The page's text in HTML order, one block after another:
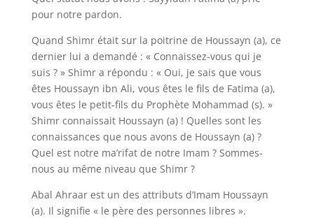
pour notre pardon.
Quand Shimr était sur la poitrine de Houssayn (a), ce
dernier lui a demandé : « Connaissez-vous qui je
suis ? » Shimr a répondu : « Oui, je sais que vous
êtes Houssayn ibn Ali, vous êtes le fils de Fatima (a),
vous êtes le petit-fils du Prophète Mohammad (s). »
Shimr connaissait Houssayn (a) ! Quelles sont les
connaissances que nous avons de Houssayn (a) ?
Quel est notre ma’rifat de notre Imam ? Sommes-
nous au même niveau que Shimr ?
Abal Ahraar est un des attributs d’Imam Houssayn
(a). Il signifie « le père des personnes libres ».